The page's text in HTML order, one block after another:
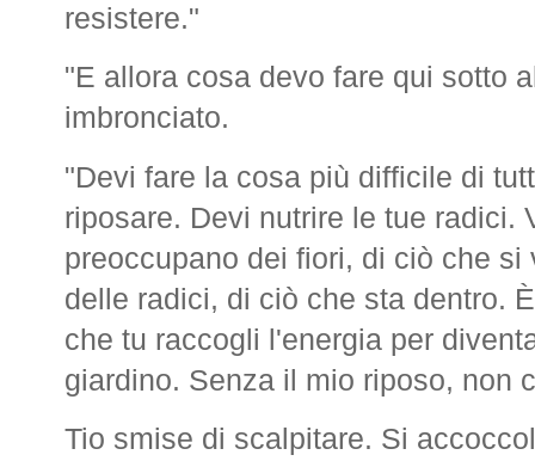
resistere."
"E allora cosa devo fare qui sotto
imbronciato.
"Devi fare la cosa più difficile di
riposare. Devi nutrire le tue radici.
preoccupano dei fiori, di ciò che
delle radici, di ciò che sta dentro.
che tu raccogli l'energia per
giardino. Senza il mio riposo, non
Tio smise di scalpitare. Si